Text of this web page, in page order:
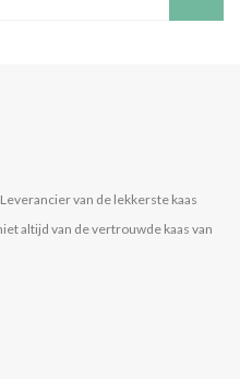
van de lekkerste kaas
altijd van de vertrouwde kaas van